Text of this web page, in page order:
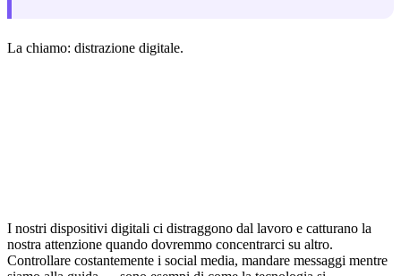
La chiamo: distrazione digitale.
I nostri dispositivi digitali ci distraggono dal lavoro e catturano la
nostra attenzione quando dovremmo concentrarci su altro.
Controllare costantemente i social media, mandare messaggi mentre